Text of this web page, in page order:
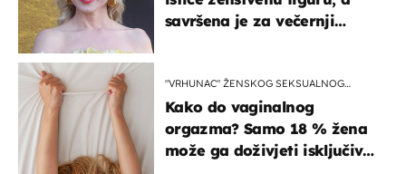
savršena je za večernji
"VRHUNAC" ŽENSKOG SEKSUALNOG
Kako do vaginalnog
orgazma? Samo 18 % žena
može ga doživjeti isključivo